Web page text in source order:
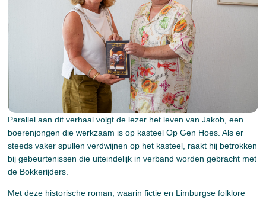
Parallel aan dit verhaal volgt de lezer het leven van Jakob, een
boerenjongen die werkzaam is op kasteel Op Gen Hoes. Als er
steeds vaker spullen verdwijnen op het kasteel, raakt hij betrokken
bij gebeurtenissen die uiteindelijk in verband worden gebracht met
de Bokkerijders.
Met deze historische roman, waarin fictie en Limburgse folklore